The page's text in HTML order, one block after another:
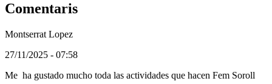
Comentaris
Montserrat Lopez
(Usuari
registrat)
27/11/2025 - 07:58
Me ha gustado mucho toda las actividades que hacen Fem Soroll